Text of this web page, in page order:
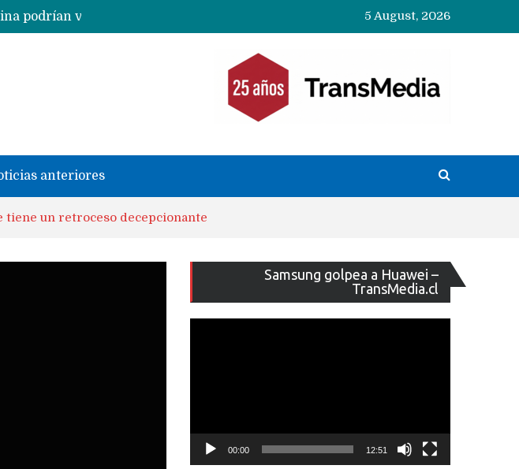
Ahora Honor copia diseño de los anillos traseros con pantalla del fabricante Oppo
5 August, 2026
anteriores
tiene un retroceso decepcionante
Samsung golpea a Huawei –
TransMedia.cl
de
vídeo
00:00 12:51